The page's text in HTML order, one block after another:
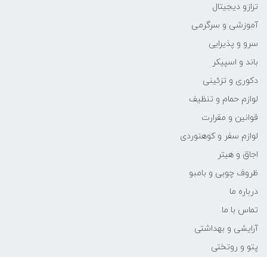
ترازو دیجیتال
آموزشی و سرگرمی
سرو و پذیرایی
باند و اسپیکر
دکوری و تزئینی
لوازم حمام و تنظیف
قوانین و مقرارت
لوازم سفر و کوهنوردی
اجاق و هیتر
ظروف چوبی و بامبو
درباره ما
تماس با ما
آرایشی و بهداشتی
پتو و روتختی